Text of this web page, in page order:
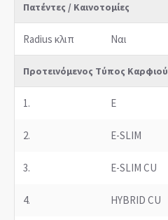
Πατέντες / Καινοτομίες
Radius κλιπ Ναι
Προτεινόμενος Τύπος Καρφιού
1. E
2. E-SLIM
3. E-SLIM CU
4. HYBRID CU